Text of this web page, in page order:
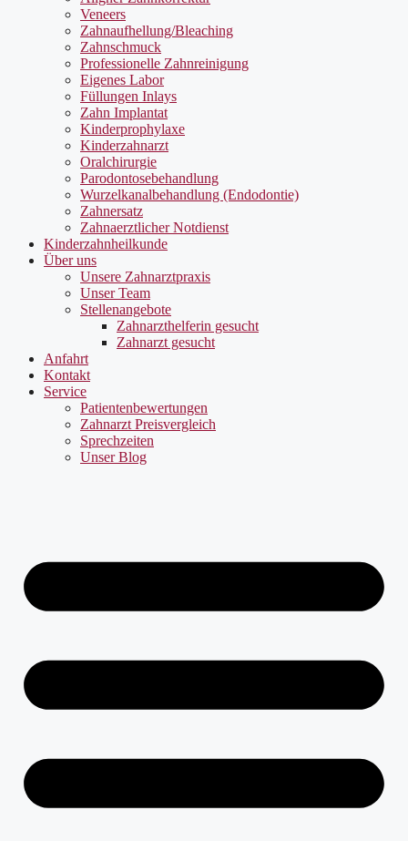
Veneers
Zahnaufhellung/Bleaching
Zahnschmuck
Professionelle Zahnreinigung
Eigenes Labor
Füllungen Inlays
Zahn Implantat
Kinderprophylaxe
Kinderzahnarzt
Oralchirurgie
Parodontosebehandlung
Wurzelkanalbehandlung (Endodontie)
Zahnersatz
Zahnaerztlicher Notdienst
Kinderzahnheilkunde
Über uns
Unsere Zahnarztpraxis
Unser Team
Stellenangebote
Zahnarzthelferin gesucht
Zahnarzt gesucht
Anfahrt
Kontakt
Service
Patientenbewertungen
Zahnarzt Preisvergleich
Sprechzeiten
Unser Blog